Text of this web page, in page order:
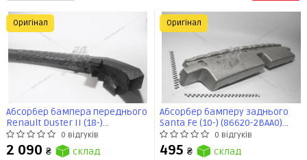
Абсорбер бампера переднього
Renault Duster II (18-)
(620903972R) Renault
0 відгуків
2 090 ₴ склад
Оригінал
Абсорбер бамперу заднього
Santa Fe (10-) (86620-2BAA0)
Mobis
0 відгуків
495 ₴ склад
Оригінал